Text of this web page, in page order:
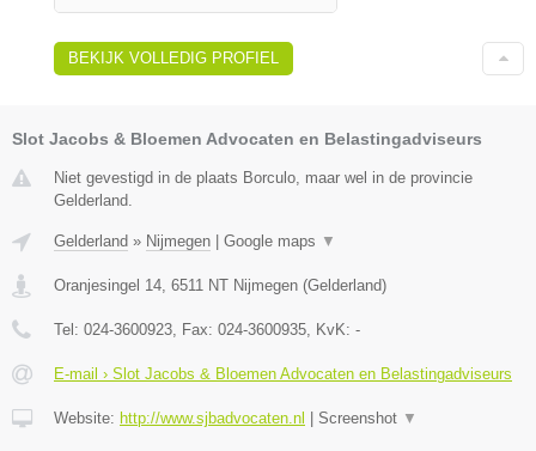
BEKIJK VOLLEDIG PROFIEL
Slot Jacobs & Bloemen Advocaten en Belastingadviseurs
Niet gevestigd in de plaats Borculo, maar wel in de provincie
Gelderland.
Gelderland » Nijmegen Google maps ▼
Oranjesingel 14, 6511 NT Nijmegen (Gelderland)
Tel: 024-3600923, Fax: 024-3600935, KvK: -
E-mail › Slot Jacobs & Bloemen Advocaten en Belastingadviseurs
Website: http://www.sjbadvocaten.nl Screenshot ▼